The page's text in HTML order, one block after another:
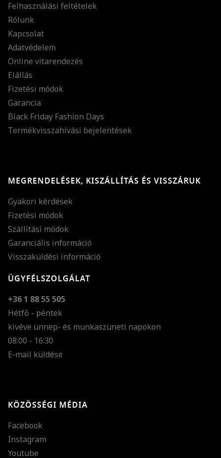
Felhasználási feltételek
Rólunk
Kapcsolat
Adatvédelem
Online vitarendezés
Elállás
Fizetési módok
Garancia
Black Friday Fashion Days
Termékvisszahívási bejelentések
MEGRENDELÉSEK, KISZÁLLÍTÁS ÉS VISSZÁRUK
Gyakori kérdések
Fizetési módok
Szállítási módok
Garanciális információ
Visszaküldési információ
ÜGYFÉLSZOLGÁLAT
+36 1 88 55 505
Hétfő - péntek
kivéve ünnep- és munkaszüneti napokon
08:00 - 16:30
E-mail küldése
KÖZÖSSÉGI MÉDIA
Facebook
Instagram
Youtube